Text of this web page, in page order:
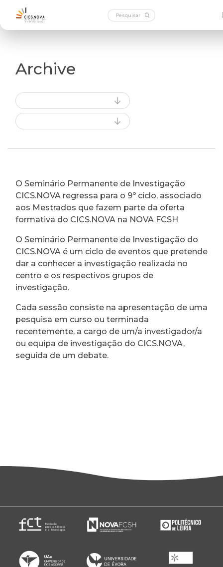
Archive
O Seminário Permanente de Investigação
CICS.NOVA regressa para o 9º ciclo, associado
aos Mestrados que fazem parte da oferta
formativa do CICS.NOVA na NOVA FCSH
O Seminário Permanente de Investigação do
CICS.NOVA é um ciclo de eventos que pretende
dar a conhecer a investigação realizada no
centro e os respectivos grupos de
investigação.
Cada sessão consiste na apresentação de uma
pesquisa em curso ou terminada
recentemente, a cargo de um/a investigador/a
ou equipa de investigação do CICS.NOVA,
seguida de um debate.